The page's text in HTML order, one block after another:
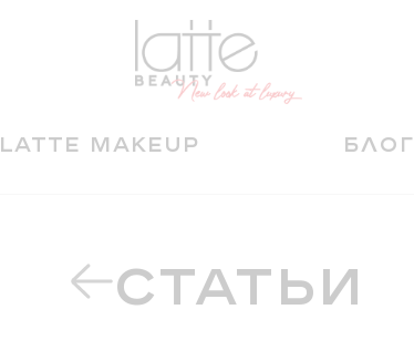
LATTE MAKEUP БЛОГ
СТАТЬИ